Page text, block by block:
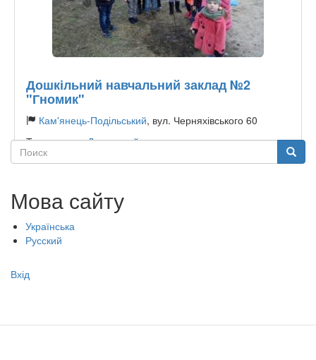
Дошкільний навчальний заклад №2
"Гномик"
Кам'янець-Подільський, вул. Черняхівського 60
Тип садочку:Державний
Поиск Поиск
Мова сайту
Українська
Русский
Меню
записи
Вхід